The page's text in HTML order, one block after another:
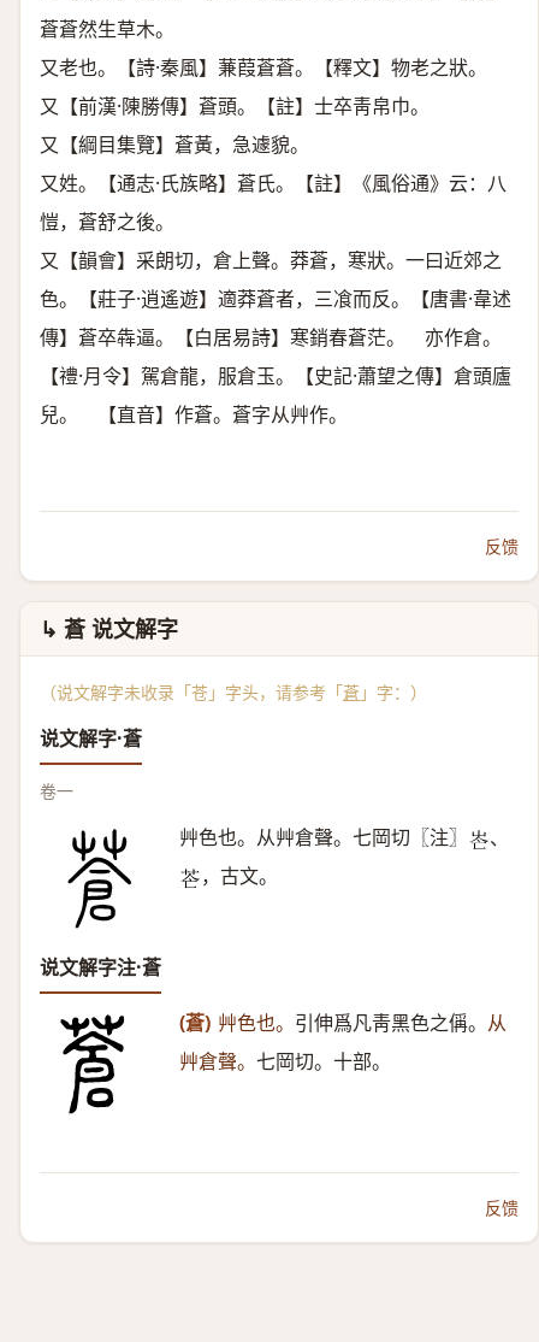
蒼蒼然生草木。
又老也。【詩·秦風】蒹葭蒼蒼。【釋文】物老之狀。
又【前漢·陳勝傳】蒼頭。【註】士卒靑帛巾。
又【綱目集覽】蒼黃，急遽貌。
又姓。【通志·氏族略】蒼氏。【註】《風俗通》云：八
愷，蒼舒之後。
又【韻會】采朗切，倉上聲。莽蒼，寒狀。一曰近郊之
色。【莊子·逍遙遊】適莽蒼者，三飡而反。【唐書·韋述
傳】蒼卒犇逼。【白居易詩】寒銷春蒼茫。 亦作倉。
【禮·月令】駕倉龍，服倉玉。【史記·蕭望之傳】倉頭廬
兒。 【直音】作蒼。蒼字从艸作。
反馈
↳ 蒼 说文解字
（说文解字未收录「苍」字头，请参考「蒼 」字：）
说文解字·蒼
卷一
艸色也。从艸倉聲。七岡切〖注〗 𡶍 、
𦭆 ，古文。
说文解字注·蒼
(蒼) 艸色也。 引伸爲凡靑黑色之偁。 从
艸倉聲。 七岡切。十部。
反馈